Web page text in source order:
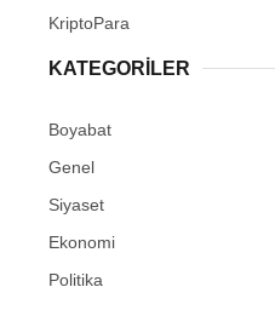
KriptoPara
KATEGORILER
Boyabat
Genel
Siyaset
Ekonomi
Politika